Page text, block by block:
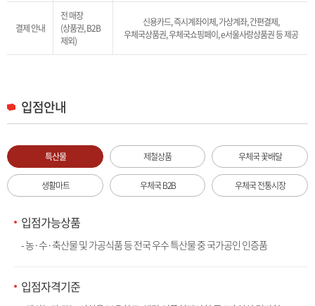
결제 안내
전 매장
(상품권, B2B
제외)
신용카드, 즉시계좌이체, 가상계좌, 간편결제,
우체국상품권, 우체국쇼핑페이, e서울사랑상품권 등 제공
입점안내
특산물 제철상품 우체국 꽃배달
생활마트 우체국 B2B 우체국 전통시장
입점가능상품
- 농·수·축산물 및 가공식품 등 전국 우수 특산물 중 국가공인 인증품
입점자격기준